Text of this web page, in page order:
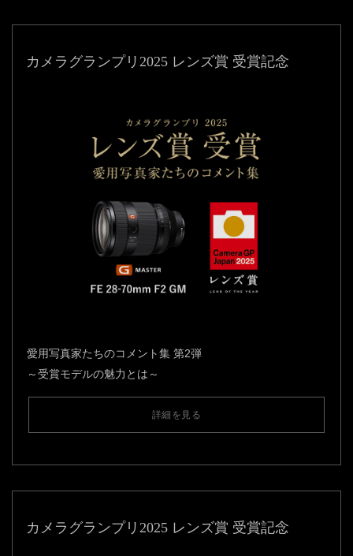
カメラグランプリ2025 レンズ賞 受賞記念
愛用写真家たちのコメント集 第2弾
～受賞モデルの魅力とは～
詳細を見る
カメラグランプリ2025 レンズ賞 受賞記念